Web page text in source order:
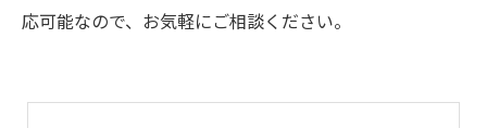
応可能なので、お気軽にご相談ください。